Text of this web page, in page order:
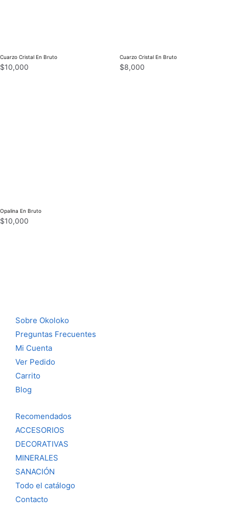
Cuarzo Cristal En Bruto
$10,000
Cuarzo Cristal En Bruto
$8,000
Opalina En Bruto
$10,000
Sobre Okoloko
Preguntas Frecuentes
Mi Cuenta
Ver Pedido
Carrito
Blog
Recomendados
ACCESORIOS
DECORATIVAS
MINERALES
SANACIÓN
Todo el catálogo
Contacto